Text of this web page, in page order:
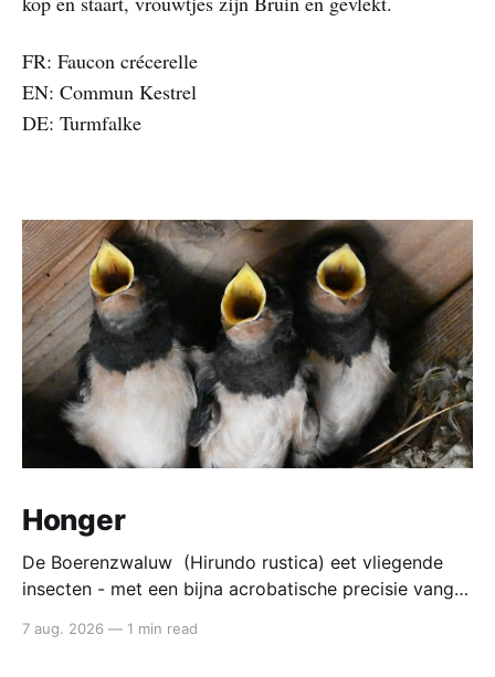
FR: Faucon crécerelle
EN: Commun Kestrel
DE: Turmfalke
Honger
De Boerenzwaluw (Hirundo rustica) eet vliegende
insecten - met een bijna acrobatische precisie vangt
De boerenzwaluw jaagt altijd in de lucht. Zijn hele
7 aug. 2026 — 1 min read